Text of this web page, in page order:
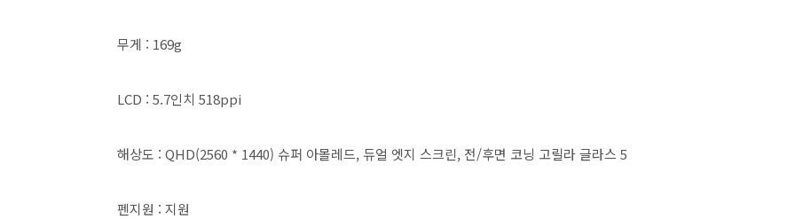
무게 : 169g
LCD : 5.7인치 518ppi
해상도 : QHD(2560 * 1440) 슈퍼 아몰레드, 듀얼 엣지 스크린, 전/후면 코닝 고릴라 글라스 5
펜지원 : 지원